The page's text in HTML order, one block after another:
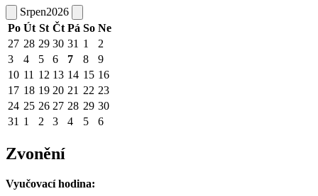
Srpen2026
Po Út St Čt Pá So Ne
27 28 29 30 31 1
2
3
4 5 6 7 8
9
10 11 12 13 14 15 16
17 18 19 20 21 22 23
24 25 26 27 28 29 30
31 1 2 3 4 5 6
Zvonění
Vyučovací hodina: